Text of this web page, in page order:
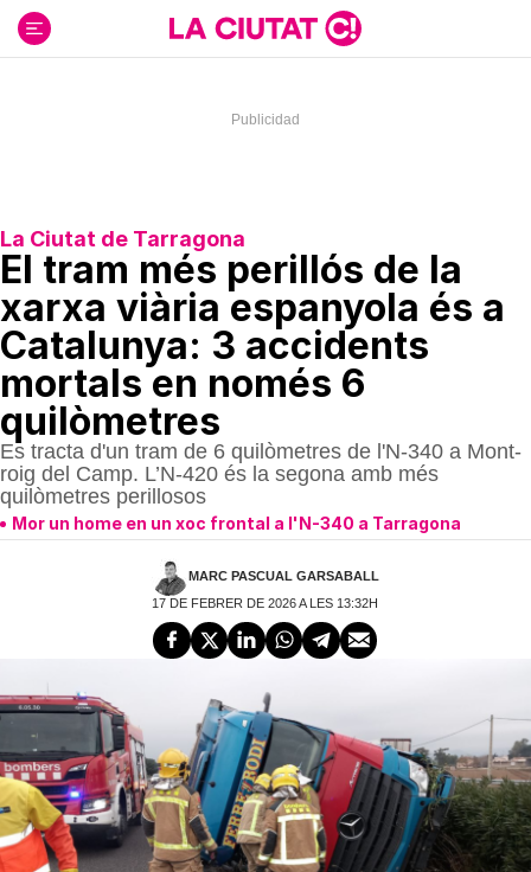
contenido
La Ciutat de Tarragona
El tram més perillós de la
xarxa viària espanyola és a
Catalunya: 3 accidents
mortals en només 6
quilòmetres
Es tracta d'un tram de 6 quilòmetres de l'N-340 a Mont-
roig del Camp. L’N-420 és la segona amb més
quilòmetres perillosos
Mor un home en un xoc frontal a l'N-340 a Tarragona
MARC PASCUAL GARSABALL
17 DE FEBRER DE 2026 A LES 13:32H